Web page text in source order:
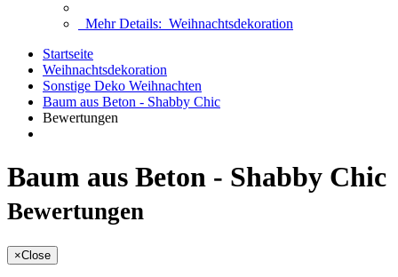
Mehr Details: Weihnachtsdekoration
Startseite
Weihnachtsdekoration
Sonstige Deko Weihnachten
Baum aus Beton - Shabby Chic
Bewertungen
Baum aus Beton - Shabby Chic
Bewertungen
×Close